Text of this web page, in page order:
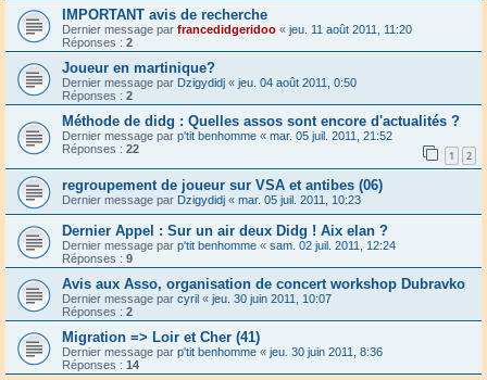
IMPORTANT avis de recherche
Dernier message par francedidgeridoo « jeu. 11 août 2011, 11:20
Réponses : 2
Joueur en martinique?
Dernier message par Dzigydidj « jeu. 04 août 2011, 0:50
Réponses : 2
Méthode de didg : Quelles assos sont encore d'actualités ?
Dernier message par p'tit benhomme « mar. 05 juil. 2011, 21:52
Réponses : 22 1 2
regroupement de joueur sur VSA et antibes (06)
Dernier message par Dzigydidj « mar. 05 juil. 2011, 10:23
Dernier Appel : Sur un air deux Didg ! Aix elan ?
Dernier message par p'tit benhomme « sam. 02 juil. 2011, 12:24
Réponses : 9
Avis aux Asso, organisation de concert workshop Dubravko
Dernier message par cyril « jeu. 30 juin 2011, 10:07
Réponses : 2
Migration => Loir et Cher (41)
Dernier message par p'tit benhomme « jeu. 30 juin 2011, 8:36
Réponses : 14